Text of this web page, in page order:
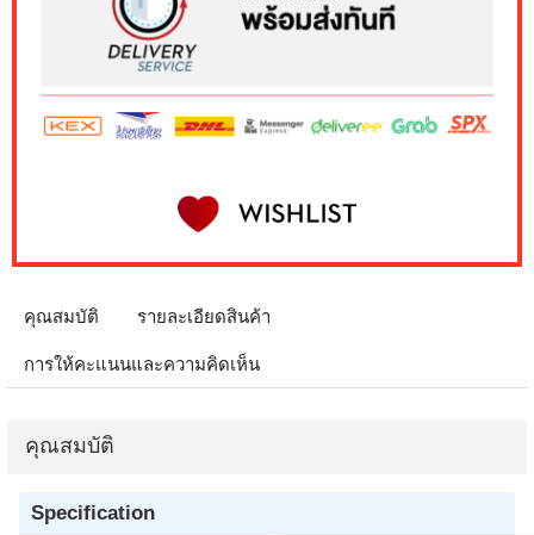
คุณสมบัติ รายละเอียดสินค้า
การให้คะแนนและความคิดเห็น
คุณสมบัติ
Specification